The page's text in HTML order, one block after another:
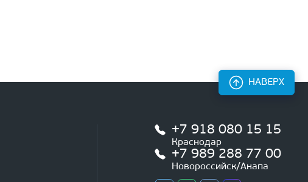
+7 918 080 15 15
Краснодар
+7 989 288 77 00
Новороссийск/Анапа
НАВЕРХ